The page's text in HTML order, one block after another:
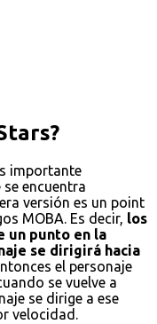
importante
encuentra
versión es un point
MOBA. Es decir, los
un punto en la
se dirigirá hacia
el personaje
se vuelve a
se dirige a ese
velocidad.